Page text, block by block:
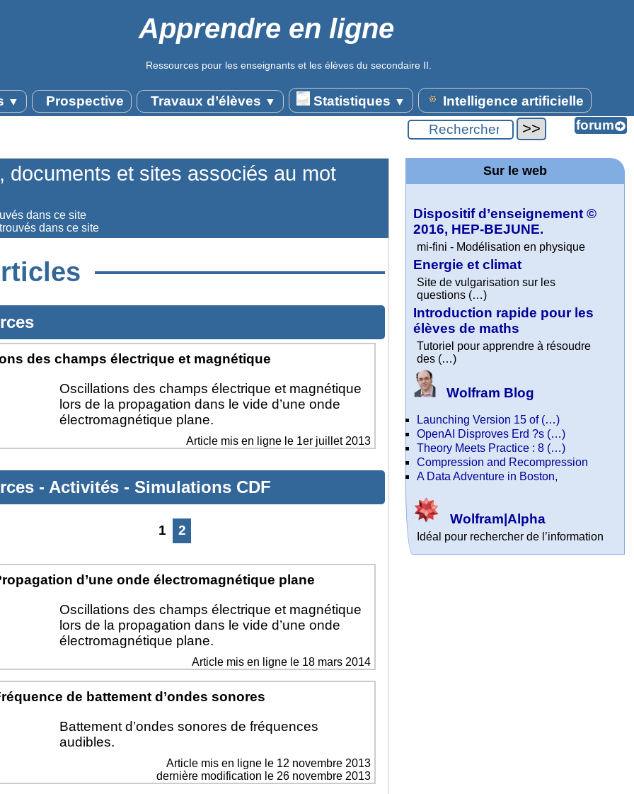
Apprendre en ligne
Ressources pour les enseignants et les élèves du secondaire II.
▼ Prospective Travaux d’élèves ▼ Statistiques ▼ Intelligence artificielle
documents et sites associés au mot
dans ce site
dans ce site
des champs électrique et magnétique
Oscillations des champs électrique et magnétique
lors de la propagation dans le vide d’une onde
électromagnétique plane.
Article mis en ligne le 1er juillet 2013
- Activités - Simulations CDF
1 2
d’une onde électromagnétique plane
Oscillations des champs électrique et magnétique
lors de la propagation dans le vide d’une onde
électromagnétique plane.
Article mis en ligne le 18 mars 2014
de battement d’ondes sonores
Battement d’ondes sonores de fréquences
audibles.
Article mis en ligne le 12 novembre 2013
dernière modification le 26 novembre 2013
Sur le web
Dispositif d’enseignement ©
2016, HEP-BEJUNE.
mi-fini - Modélisation en physique
Energie et climat
Site de vulgarisation sur les
questions (…)
Introduction rapide pour les
élèves de maths
Tutoriel pour apprendre à résoudre
des (…)
Wolfram Blog
Launching Version 15 of (…)
OpenAI Disproves Erd ?s (…)
Theory Meets Practice : 8 (…)
Compression and Recompression
A Data Adventure in Boston,
Wolfram|Alpha
Idéal pour rechercher de l’information